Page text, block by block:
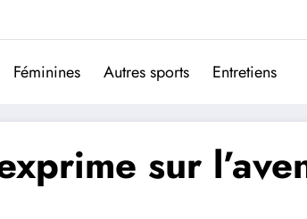
football portugais
Féminines Autres sports Entretiens
sur